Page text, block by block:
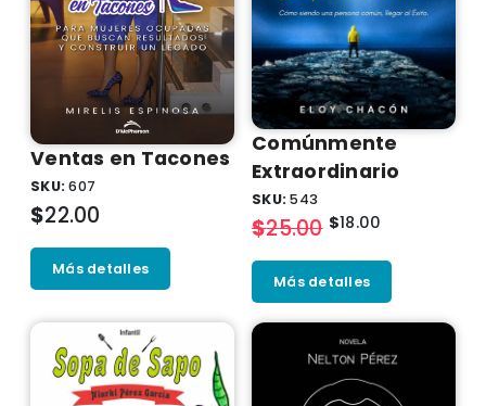
Ventas en Tacones
SKU:607
$22.00
Más detalles
Comúnmente
Extraordinario
SKU:543
$25.00 $18.00
Más detalles